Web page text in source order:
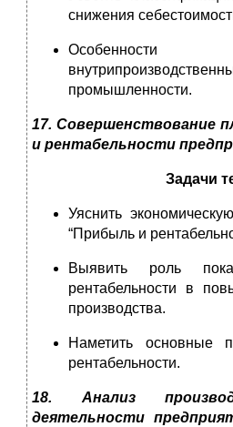
снижения
промышленности.
17. Совершенствование
и рентабельности
Задачи
Уяснить
“Прибыль и
Выявить роль
рентабельности в
производства.
Наметить основные
рентабельности.
18. Анализ
деятельности